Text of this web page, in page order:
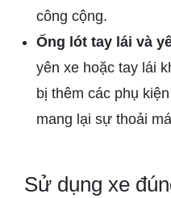
công cộng.
Ống lót tay lái và
yên xe hoặc tay lái
bị thêm các phụ
mang lại sự thoải
Sử dụng xe